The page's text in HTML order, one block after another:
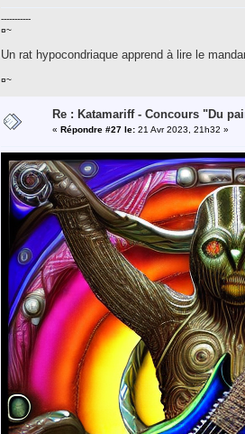
-----------
¤~
Un rat hypocondriaque apprend à lire le
¤~
Re : Katamariff - Concours "Du
« Répondre #27 le: 21 Avr 2023, 21h32 »